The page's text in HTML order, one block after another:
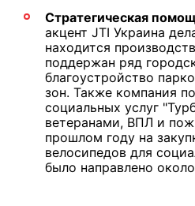
Стратегическая
акцент JTI Украина
находится
поддержан ряд
благоустройство
зон. Также компания
социальных услуг
ветеранами, ВПЛ и
прошлом году на
велосипедов для
было направлено